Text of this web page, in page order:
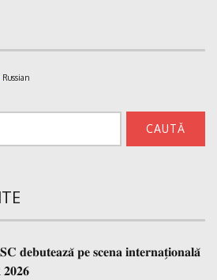
Russian
𝐝𝐞𝐛𝐮𝐭𝐞𝐚𝐳𝐚̆ 𝐩𝐞 𝐬𝐜𝐞𝐧𝐚 𝐢𝐧𝐭𝐞𝐫𝐧𝐚𝐭̗𝐢𝐨𝐧𝐚𝐥𝐚̆
𝟐𝟎𝟐𝟔